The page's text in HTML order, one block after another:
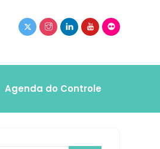
Agenda do Controle